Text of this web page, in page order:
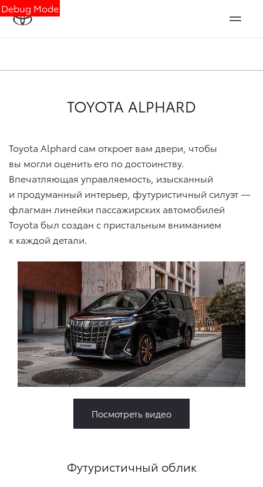
Debug Mode
TOYOTA ALPHARD
Toyota Alphard сам откроет вам двери, чтобы
вы могли оценить его по достоинству.
Впечатляющая управляемость, изысканный
и продуманный интерьер, футуристичный силуэт —
флагман линейки пассажирских автомобилей
Toyota был создан с пристальным вниманием
к каждой детали.
Посмотреть видео
Футуристичный облик